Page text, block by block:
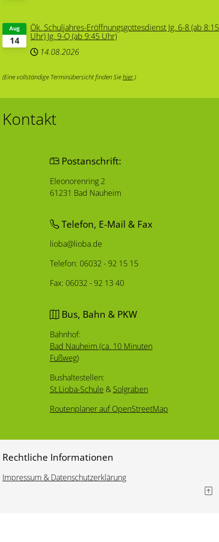
14
Aug
Ök. Schuljahres-Eröffnungsgottesdienst Jg. 6-8 (ab 8:15
Uhr) Jg. 9-Q (ab 9:45 Uhr)
14.08.2026
(Eine vollständige Terminübersicht finden Siehier.)
Kontakt
Postanschrift:
Eleonorenring 2
61231 Bad Nauheim
Telefon, E-Mail & Fax
lioba@lioba.de
Telefon: 06032 - 92 15 15
Fax: 06032 - 92 13 40
Bus, Bahn & PKW
Bahnhof:
Bad Nauheim (ca. 10 Minuten
Fußweg)
Bushaltestellen:
St.Lioba-Schule & Solgraben
Routenplaner auf OpenStreetMap
Rechtliche Informationen
Impressum & Datenschutzerklärung